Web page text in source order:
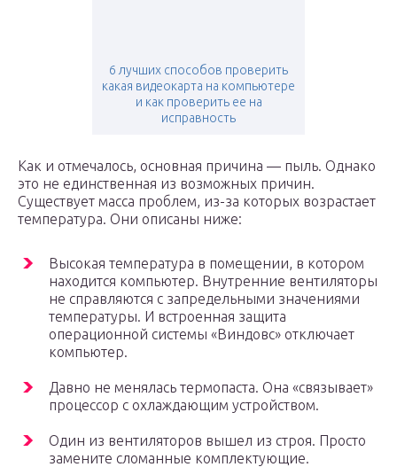
6 лучших способов проверить
какая видеокарта на компьютере
и как проверить ее на
исправность
Как и отмечалось, основная причина — пыль. Однако
это не единственная из возможных причин.
Существует масса проблем, из-за которых возрастает
температура. Они описаны ниже:
Высокая температура в помещении, в котором
находится компьютер. Внутренние вентиляторы
не справляются с запредельными значениями
температуры. И встроенная защита
операционной системы «Виндовс» отключает
компьютер.
Давно не менялась термопаста. Она «связывает»
процессор с охлаждающим устройством.
Один из вентиляторов вышел из строя. Просто
замените сломанные комплектующие.